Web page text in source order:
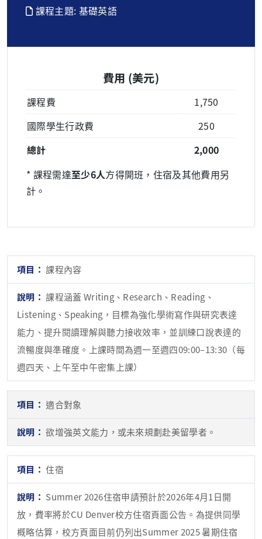
課程主題: 基礎英語
費用 (美元)
課程費
1,750
國際學生行政費
250
總計
2,000
* 課程需達至少6人方得開班，住宿及其他費用另
計。
課程內容
課程涵蓋 Writing、Research、Reading、
Listening、Speaking，目標為強化學術寫作與研究表達
能力、提升閱讀理解與聽力接收效率，並訓練口說表達的
流暢度與準確度。上課時間為週一至週四09:00–13:30（每
週四天、上午至中午密集上課）
適合對象
欲增強英文能力，或未來規劃赴美留學者。
住宿
Summer 2026住宿申請預計於2026年4月1日開
放，費率將於CU Denver校方住宿頁面公告。為提供同學
概略估算，校方頁面目前仍列出Summer 2025 暑期住宿